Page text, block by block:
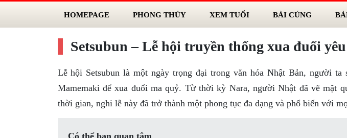
HOMEPAGE PHONG THỦY XEM TUỔI BÀI CÚNG
Setsubun – Lễ hội truyền thống xua đuổi
Lễ hội Setsubun là một ngày trọng đại trong văn hóa Nhật Bản, người
Mamemaki để xua đuổi ma quỷ. Từ thời kỳ Nara, người Nhật đã vẽ mặt
thời gian, nghi lễ này đã trở thành một phong tục đa dạng và phổ biến với
Có thể bạn quan tâm